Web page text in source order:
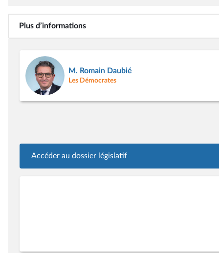
Plus d’informations
M. Romain Daubié
Les Démocrates
Accéder au dossier législatif